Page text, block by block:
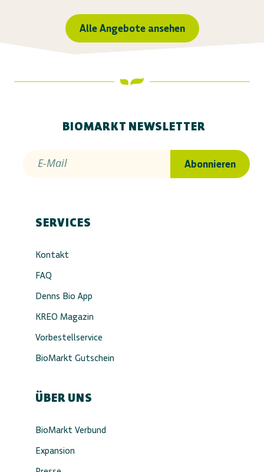
Alle Angebote ansehen
BIOMARKT NEWSLETTER
E-Mail Abonnieren
SERVICES
Kontakt
FAQ
Denns Bio App
KREO Magazin
Vorbestellservice
BioMarkt Gutschein
ÜBER UNS
BioMarkt Verbund
Expansion